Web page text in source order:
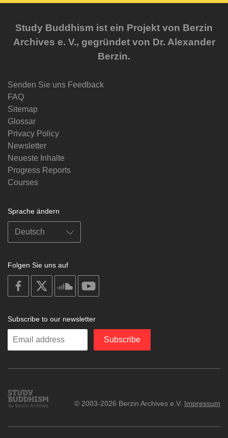
Study Buddhism ist ein Projekt von Berzin
Archives e. V., gegründet von Dr. Alexander
Berzin.
Senden Sie uns Feedback
FAQ
Sitemap
Glossar
Privacy Policy
Newsletter
Neueste Inhalte
Progress Reports
Courses
Sprache ändern
Folgen Sie uns auf
on
facebook
soundcloud
Subscribe to our newsletter
Enter
Subscribe
Study
Buddhism
© 2003-2026 Berzin Archives e.V. Impressum